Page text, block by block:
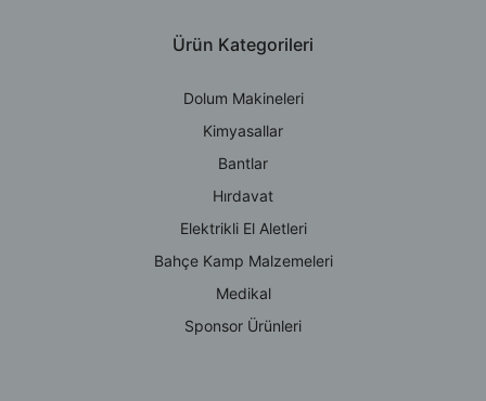
Ürün Kategorileri
Dolum Makineleri
Kimyasallar
Bantlar
Hırdavat
Elektrikli El Aletleri
Bahçe Kamp Malzemeleri
Medikal
Sponsor Ürünleri